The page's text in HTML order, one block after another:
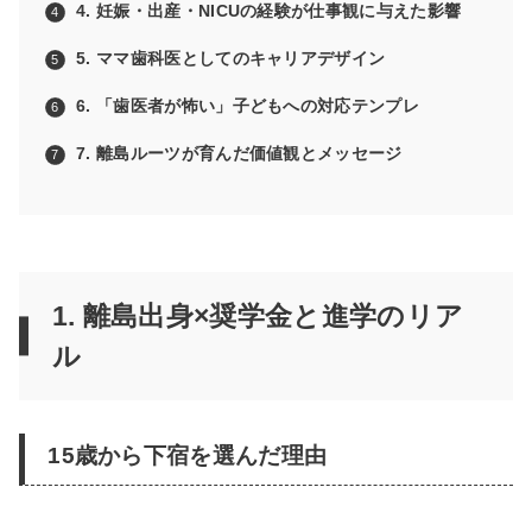
4. 妊娠・出産・NICUの経験が仕事観に与えた影響
5. ママ歯科医としてのキャリアデザイン
6. 「歯医者が怖い」子どもへの対応テンプレ
7. 離島ルーツが育んだ価値観とメッセージ
1. 離島出身×奨学金と進学のリア
ル
15歳から下宿を選んだ理由